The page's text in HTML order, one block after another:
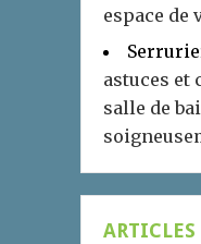
espace de
astuces et
salle de
ARTICLES